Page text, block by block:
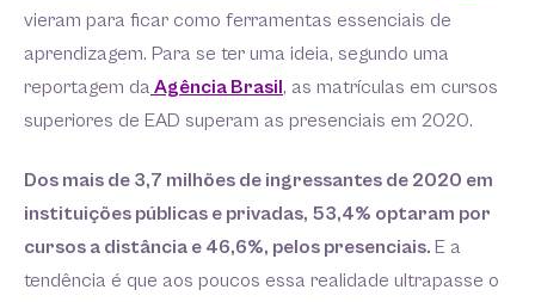
vieram para ficar como ferramentas essenciais de
aprendizagem. Para se ter uma ideia, segundo uma
reportagem da Agência Brasil, as matrículas em cursos
superiores de EAD superam as presenciais em 2020.
Dos mais de 3,7 milhões de ingressantes de 2020 em
instituições públicas e privadas, 53,4% optaram por
cursos a distância e 46,6%, pelos presenciais. E a
tendência é que aos poucos essa realidade ultrapasse o